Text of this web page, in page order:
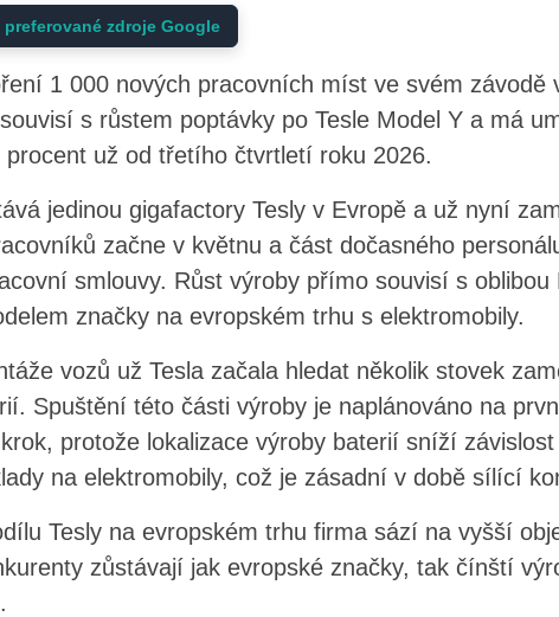
preferované zdroje Google
1 000 nových pracovních míst ve svém závodě
s růstem poptávky po Tesle Model Y a má
už od třetího čtvrtletí roku 2026.
jedinou gigafactory Tesly v Evropě a už nyní
začne v květnu a část dočasného
smlouvy. Růst výroby přímo souvisí s oblibou
značky na evropském trhu s elektromobily.
vozů už Tesla začala hledat několik stovek
Spuštění této části výroby je naplánováno na
protože lokalizace výroby baterií sníží
na elektromobily, což je zásadní v době sílící
Tesly na evropském trhu firma sází na vyšší
zůstávají jak evropské značky, tak čínští